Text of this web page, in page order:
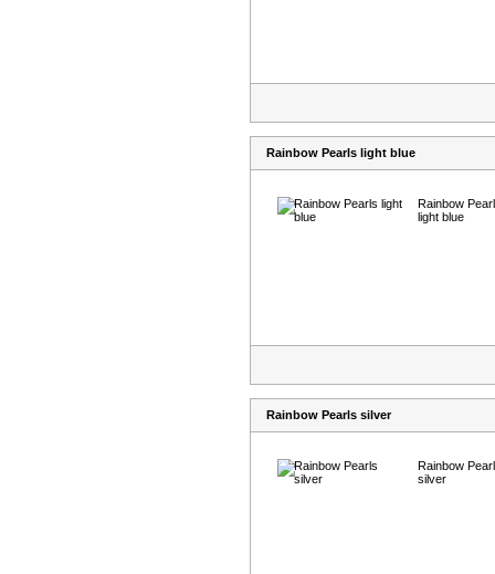
Rainbow Pearls light blue
Rainbow
light blue
Rainbow Pearls silver
Rainbow
silver